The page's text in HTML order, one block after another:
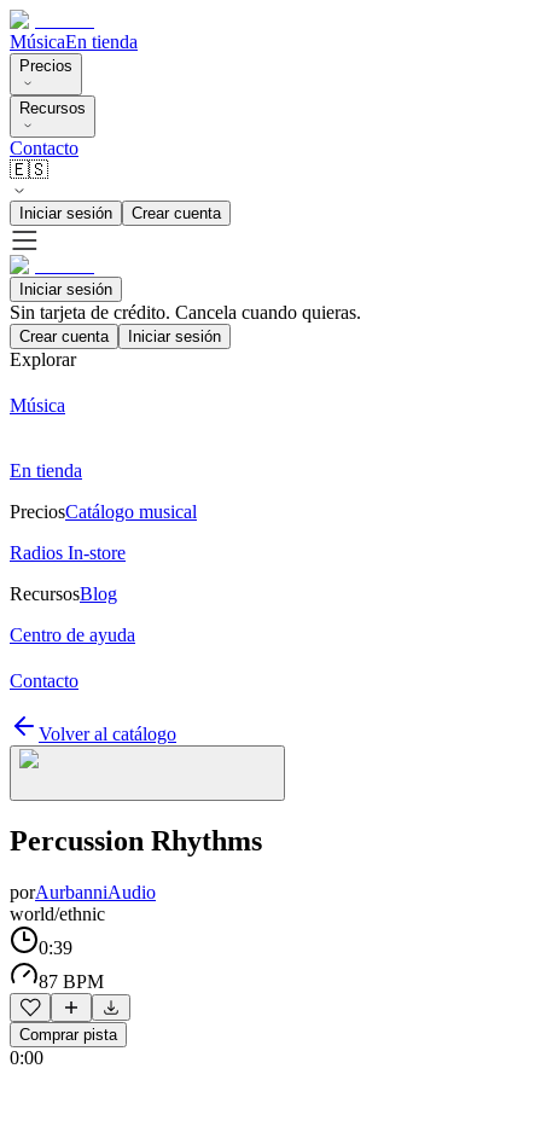
MúsicaEn tienda
Precios
Recursos
Contacto
🇪🇸
Iniciar sesión Crear cuenta
Iniciar sesión
Sin tarjeta de crédito. Cancela cuando quieras.
Crear cuenta Iniciar sesión
Explorar
Música
En tienda
PreciosCatálogo musical
Radios In-store
RecursosBlog
Centro de ayuda
Contacto
Volver al catálogo
Percussion Rhythms
porAurbanniAudio
world/ethnic
0:39
87 BPM
Comprar pista
0:00